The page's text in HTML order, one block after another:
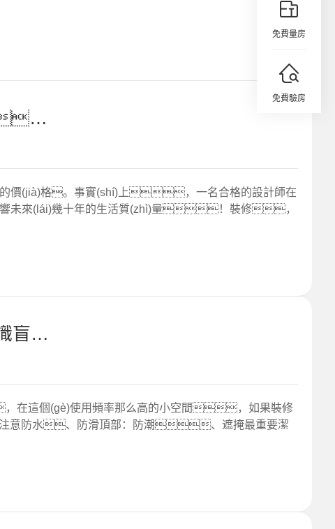
免費量房
免費驗房
裝修，找對設計師最重要？
價(jià)格。事實(shí)上，一名合格的設計師在
響未來(lái)幾十年的生活質(zhì)量！裝修，
貴陽(yáng)裝修公司|衛生間裝修知識盲點(diǎn)，不說(shuō)你知道嗎？
在這個(gè)使用頻率那么高的小空間，如果裝修
注意防水、防滑頂部：防潮、遮掩最重要潔